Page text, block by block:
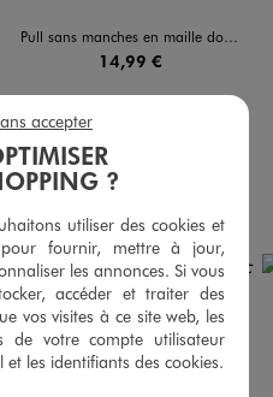
Pull sans manches en maille douillette extensible fille - LuluCastagnette
14,99 €
5/5 de moyenne
AJOUTER
?
utiliser des cookies et
pour fournir, mettre à jour,
les annonces. Si vous
accéder et traiter des
vos visites à ce site web, les
de votre compte utilisateur
les identifiants des cookies.
accepter